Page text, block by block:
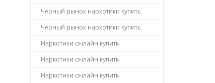
Черный рынок наркотики купить
Черный рынок наркотики купить
Наркотики онлайн купить
Наркотики онлайн купить
Наркотики онлайн купить